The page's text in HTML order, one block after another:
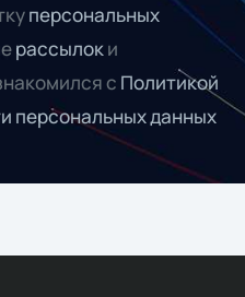
персональных
рассылоки
с Политикой
персональных данных